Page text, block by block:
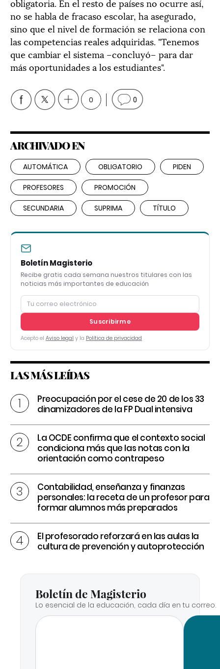
obligatoria. En el resto de países no ocurre así,
no se habla de fracaso escolar, ha asegurado,
sino que el nivel de formación se relaciona con
las competencias reales adquiridas. "Tenemos
que cambiar el sistema –concluyó– para dar
más oportunidades a los estudiantes".
0 0
ARCHIVADO EN
AUTOMÁTICA OBLIGATORIO PIDEN
PROFESORES PROMOCIÓN
SECUNDARIA SUPRIMA TÍTULO
Boletín Magisterio
Recibe gratis cada semana nuestros titulares con las
noticias más importantes de educación
Suscribirme
Acepto el Aviso legal y la Política de privacidad
LAS MÁS LEÍDAS
Preocupación por el cese de 20 de los 33
dinamizadores de la FP Dual intensiva
La OCDE confirma que el contexto social
condiciona más que las notas con la
orientación como contrapeso
Contabilidad, enseñanza y finanzas
personales: la receta de un profesor para
formar alumnos más preparados
El profesorado reforzará en las aulas la
cultura de prevención y autoprotección
Boletín de Magisterio
Lo esencial de la educación, cada día en tu correo.